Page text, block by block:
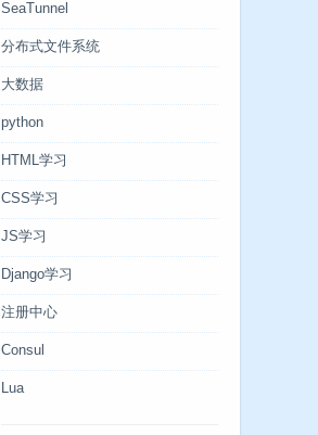
SeaTunnel
分布式文件系统
大数据
python
HTML学习
CSS学习
JS学习
Django学习
注册中心
Consul
Lua